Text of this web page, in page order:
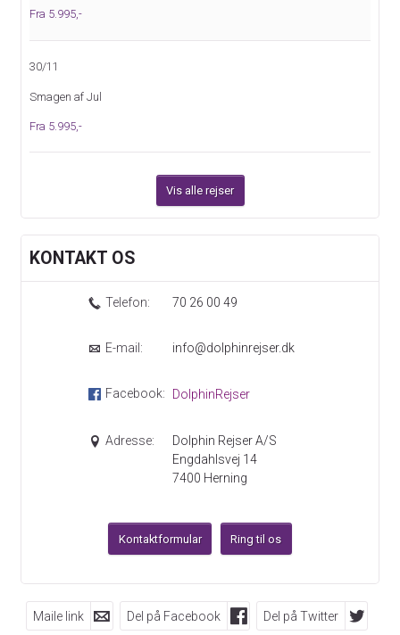
Fra 5.995,-
30/11
Smagen af Jul
Fra 5.995,-
Vis alle rejser
KONTAKT OS
Telefon: 70 26 00 49
E-mail: info@dolphinrejser.dk
Facebook: DolphinRejser
Adresse:
Dolphin Rejser A/S
Engdahlsvej 14
7400 Herning
Kontaktformular Ring til os
Maile link Del på Facebook Del på Twitter